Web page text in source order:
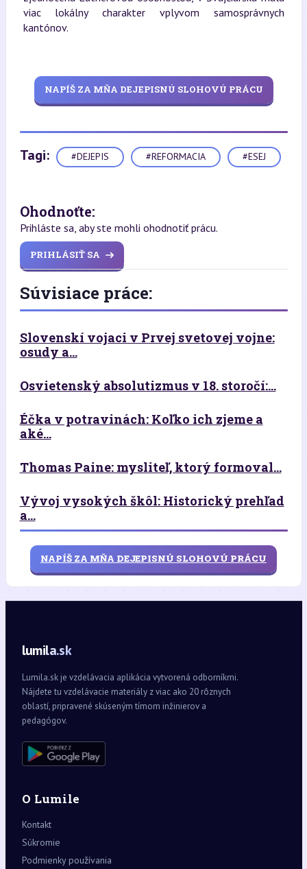
viac lokálny charakter vplyvom samosprávnych
kantónov.
NAPÍŠ ZA MŇA DEJEPISNÚ SLOHOVÚ PRÁCU
Tagi: #DEJEPIS #REFORMACIA #ESEJ
Ohodnoťte:
Prihláste sa, aby ste mohli ohodnotiť prácu.
PRIHLÁSIŤ SA
Súvisiace práce:
Slovenskí vojaci v Prvej svetovej vojne:
osudy a...
Osvietenský absolutizmus v 18. storočí:...
Éčka v potravinách: Koľko ich zjeme a
aké...
Thomas Paine: mysliteľ, ktorý formoval...
Vývoj vysokých škôl: Historický prehľad
a...
NAPÍŠ ZA MŇA DEJEPISNÚ SLOHOVÚ PRÁCU
lumila.sk
Lumila.sk je vzdelávacia aplikácia vytvorená odborníkmi.
Nájdete tu vzdelávacie materiály z viac ako 20 rôznych
oblastí, pripravené skúseným tímom inžinierov a
pedagógov.
O Lumile
Kontakt
Súkromie
Podmienky používania